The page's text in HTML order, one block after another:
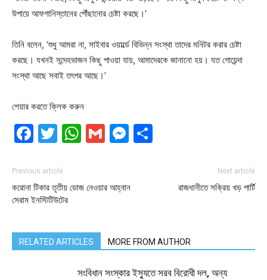
উপায়ে আফগানিস্তানের পৌঁছানোর চেষ্টা করছে।’
তিনি বলেন, ‘শুধু আমরা না, সাইবার ওয়ার্ল্ডে বিভিন্ন সংস্থা তাদের মনিটর করার চেষ্টা
করছে। যখনই সন্দেহভাজন কিছু পাওয়া যায়, আমাদেরকে জানানো হয়। যত গোয়েন্দা
সংস্থা আছে সবাই তৎপর আছে।’
শেয়ার করতে ক্লিক করুন
Facebook
Twitter
WhatsApp
GmailMessenger
Previous article
করোনা টিকার তৃতীয় ডোজ নেওয়ার আহ্বান
সেরাম ইনস্টিটিউটের
Next article
রাজধানীতে সক্রিয় খড় পার্টি
RELATED ARTICLES MORE FROM AUTHOR
সংবিধান সংস্কার ইস্যুতে সরব বিরোধী দল, অন্য